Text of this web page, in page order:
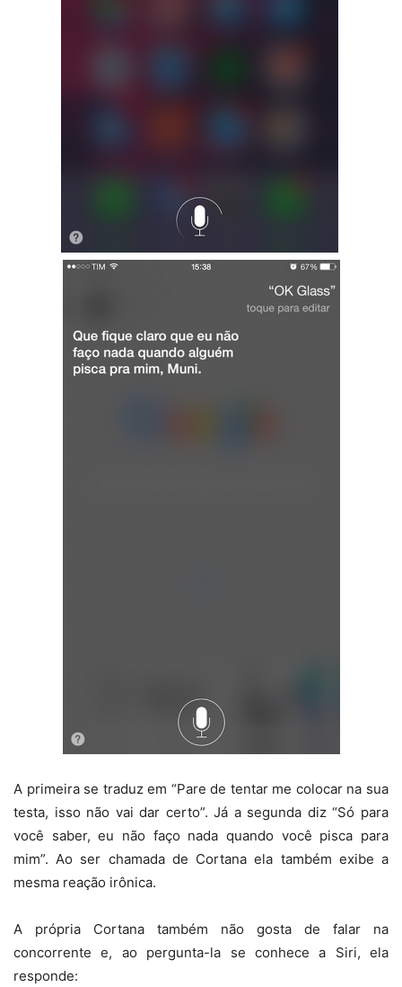
A primeira se traduz em “Pare de tentar me colocar na sua
testa, isso não vai dar certo”. Já a segunda diz “Só para
você saber, eu não faço nada quando você pisca para
mim”. Ao ser chamada de Cortana ela também exibe a
mesma reação irônica.
A própria Cortana também não gosta de falar na
concorrente e, ao pergunta-la se conhece a Siri, ela
responde: